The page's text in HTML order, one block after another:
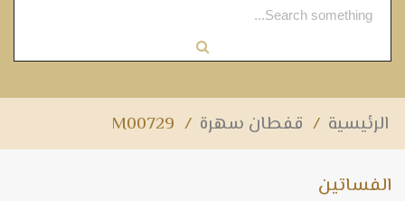
الرئيسية / قفطان سهرة /
M00729
الفساتين